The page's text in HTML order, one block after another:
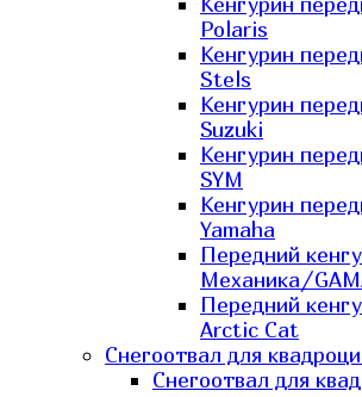
Polaris
Кенгурин
Stels
Кенгурин
Suzuki
Кенгурин
SYM
Кенгурин
Yamaha
Передний
Механика/
Передний
Arctic Cat
Снегоотвал для
Снегоотвал для